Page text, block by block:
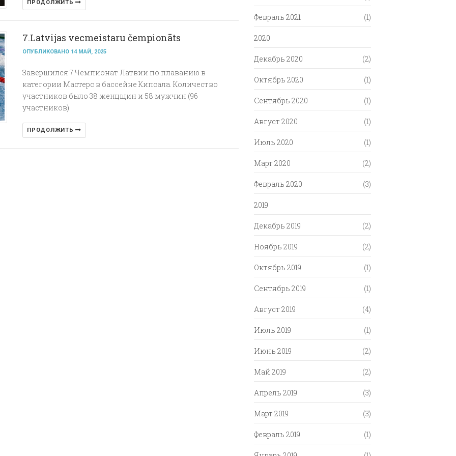
ПРОДОЛЖИТЬ
7.Latvijas vecmeistaru čempionāts
ОПУБЛИКОВАНО 14 МАЙ, 2025
Завершился 7.Чемпионат Латвии по плаванию в
категории Мастерс в бассейне Кипсала. Количество
участников было 38 женцщин и 58 мужчин (96
участников).
ПРОДОЛЖИТЬ
Февраль 2021 (1)
2020
Декабрь 2020 (2)
Октябрь 2020 (1)
Сентябрь 2020 (1)
Август 2020 (1)
Июль 2020 (1)
Март 2020 (2)
Февраль 2020 (3)
2019
Декабрь 2019 (2)
Ноябрь 2019 (2)
Октябрь 2019 (1)
Сентябрь 2019 (1)
Август 2019 (4)
Июль 2019 (1)
Июнь 2019 (2)
Май 2019 (2)
Апрель 2019 (3)
Март 2019 (3)
Февраль 2019 (1)